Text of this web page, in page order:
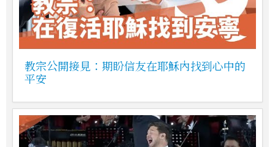
教宗公開接見：期盼信友在耶穌內找到心中的
平安